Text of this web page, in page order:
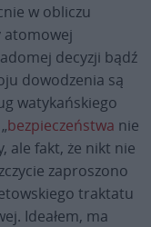
w obliczu
atomowej
decyzji bądź
dowodzenia są
watykańskiego
bezpieczeństwa nie
ale fakt, że nikt nie
zaproszono
traktatu
Ideałem, ma